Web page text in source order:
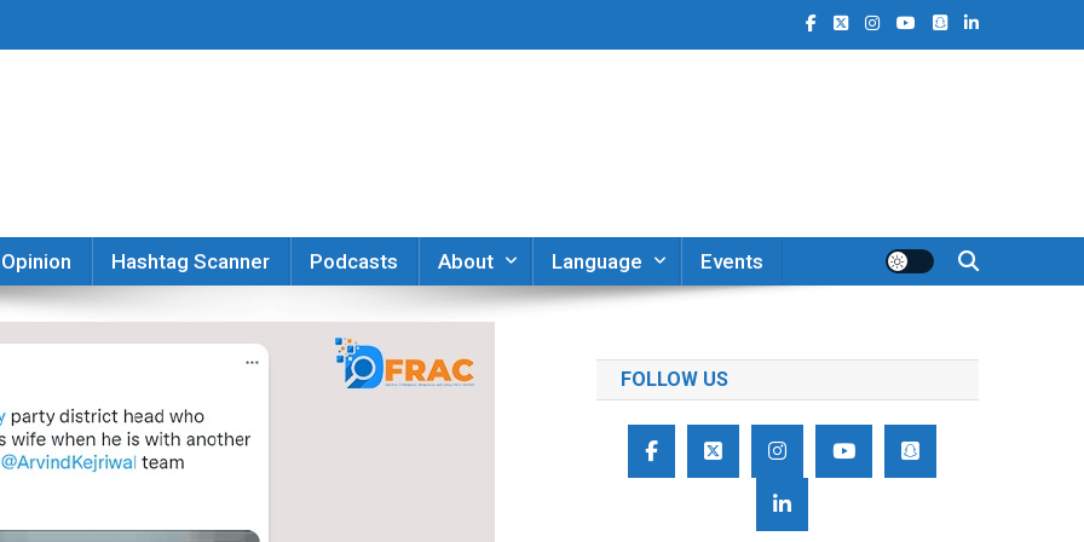
Opinion Hashtag Scanner Podcasts About Language Events
FOLLOW US